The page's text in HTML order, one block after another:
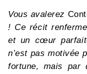
Vous avalerez
! Ce récit
et un cœur
n’est pas motivée
fortune, mais par